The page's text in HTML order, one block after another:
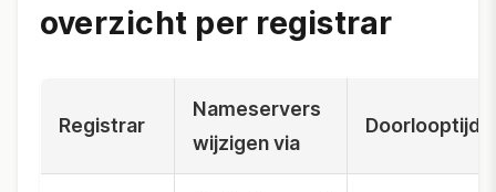
overzicht per registrar
Registrar
Nameservers
wijzigen via
Doorlooptijd